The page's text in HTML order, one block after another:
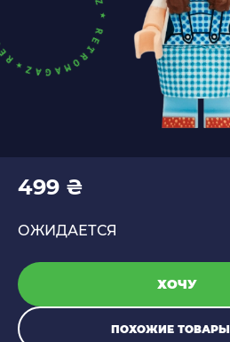
499 ₴
ОЖИДАЕТСЯ
ХОЧУ
ПОХОЖИЕ ТОВАРЫ